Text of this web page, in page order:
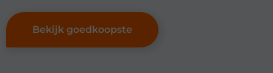
Bekijk goedkoopste